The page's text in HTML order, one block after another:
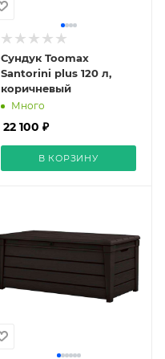
Сундук Toomax
Santorini plus 120 л,
коричневый
Много
22 100 ₽
В КОРЗИНУ